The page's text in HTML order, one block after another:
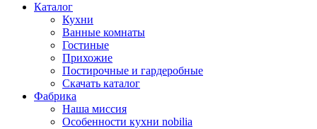
Каталог
Кухни
Ванные комнаты
Гостиные
Прихожие
Постирочные и гардеробные
Скачать каталог
Фабрика
Наша миссия
Особенности кухни nobilia